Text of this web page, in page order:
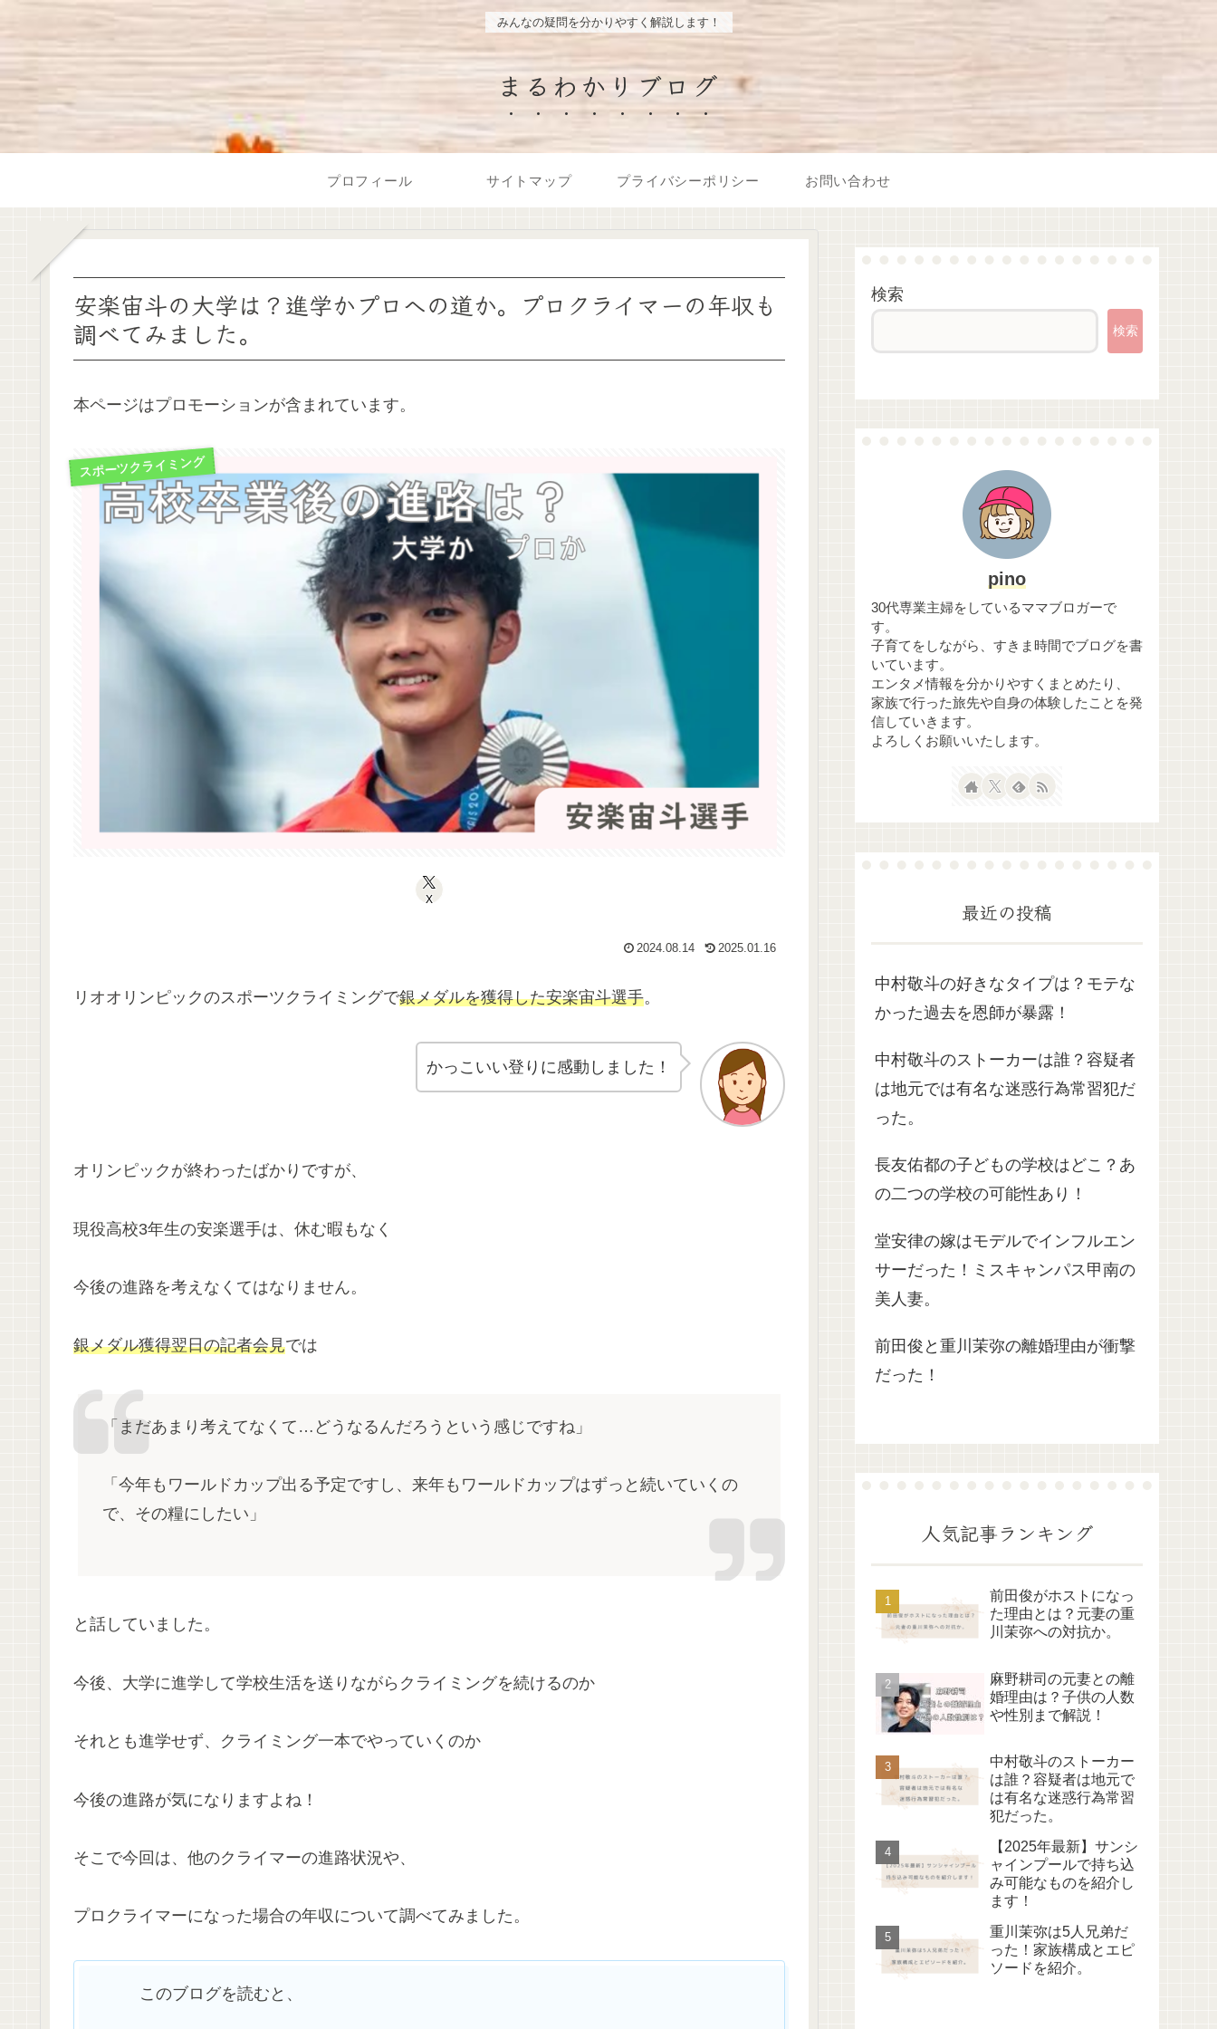
みんなの疑問を分かりやすく解説します！
まるわかりブログ
プロフィール サイトマップ プライバシーポリシー お問い合わせ
安楽宙斗の大学は？進学かプロへの道か。プロクライマーの年収も
調べてみました。
本ページはプロモーションが含まれています。
スポーツクライミング
X
2024.08.14 2025.01.16
リオオリンピックのスポーツクライミングで銀メダルを獲得した安楽宙斗選手。
かっこいい登りに感動しました！
オリンピックが終わったばかりですが、
現役高校3年生の安楽選手は、休む暇もなく
今後の進路を考えなくてはなりません。
銀メダル獲得翌日の記者会見では
「まだあまり考えてなくて…どうなるんだろうという感じですね」
「今年もワールドカップ出る予定ですし、来年もワールドカップはずっと続いていくの
で、その糧にしたい」
と話していました。
今後、大学に進学して学校生活を送りながらクライミングを続けるのか
それとも進学せず、クライミング一本でやっていくのか
今後の進路が気になりますよね！
そこで今回は、他のクライマーの進路状況や、
プロクライマーになった場合の年収について調べてみました。
このブログを読むと、
検索
検索
pino
30代専業主婦をしているママブロガーで
す。
子育てをしながら、すきま時間でブログを書
いています。
エンタメ情報を分かりやすくまとめたり、
家族で行った旅先や自身の体験したことを発
信していきます。
よろしくお願いいたします。
最近の投稿
中村敬斗の好きなタイプは？モテな
かった過去を恩師が暴露！
中村敬斗のストーカーは誰？容疑者
は地元では有名な迷惑行為常習犯だ
った。
長友佑都の子どもの学校はどこ？あ
の二つの学校の可能性あり！
堂安律の嫁はモデルでインフルエン
サーだった！ミスキャンパス甲南の
美人妻。
前田俊と重川茉弥の離婚理由が衝撃
だった！
人気記事ランキング
前田俊がホストになっ
た理由とは？元妻の重
川茉弥への対抗か。
麻野耕司の元妻との離
婚理由は？子供の人数
や性別まで解説！
中村敬斗のストーカー
は誰？容疑者は地元で
は有名な迷惑行為常習
犯だった。
【2025年最新】サンシ
ャインプールで持ち込
み可能なものを紹介し
ます！
重川茉弥は5人兄弟だ
った！家族構成とエピ
ソードを紹介。